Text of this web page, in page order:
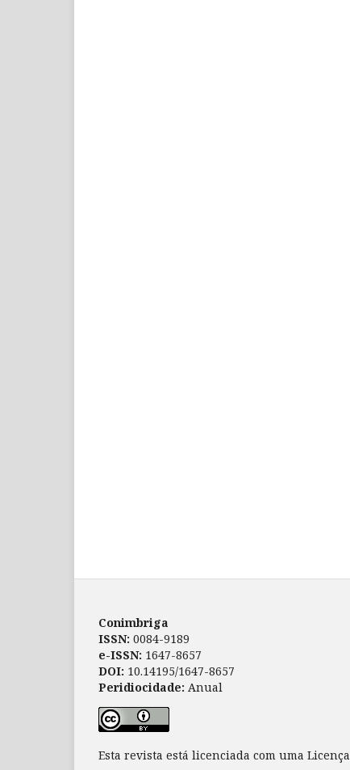
Conimbriga
ISSN: 0084-9189
e-ISSN: 1647-8657
DOI: 10.14195/1647-8657
Peridiocidade: Anual
Esta revista está licenciada com uma Licença